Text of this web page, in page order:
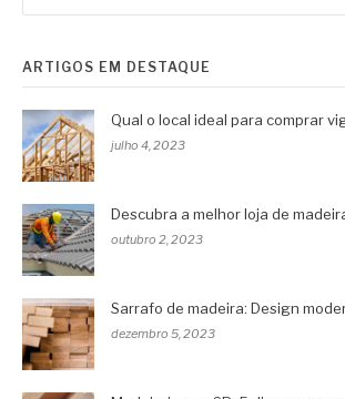
ARTIGOS EM DESTAQUE
Qual o local ideal para comprar
julho 4, 2023
Descubra a melhor loja de
outubro 2, 2023
Sarrafo de madeira: Design
dezembro 5, 2023